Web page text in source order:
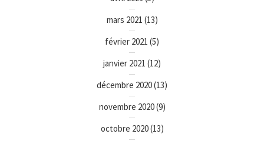
mars 2021 (13)
février 2021 (5)
janvier 2021 (12)
décembre 2020(13)
novembre 2020(9)
octobre 2020(13)